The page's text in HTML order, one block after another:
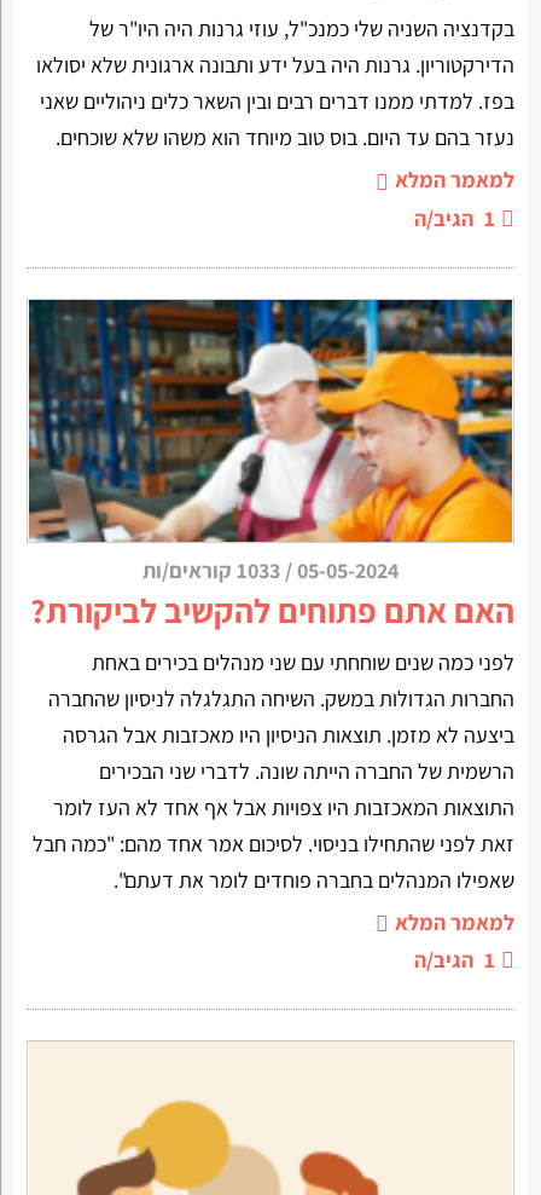
בקדנציה השניה שלי כמנכ"ל, עוזי גרנות היה היו"ר של
הדירקטוריון. גרנות היה בעל ידע ותבונה ארגונית שלא יסולאו
בפז. למדתי ממנו דברים רבים ובין השאר כלים ניהוליים שאני
נעזר בהם עד היום. בוס טוב מיוחד הוא משהו שלא שוכחים.
למאמר המלא
1 הגיב/ה
05-05-2024
/ 1033 קוראים/ות
האם אתם פתוחים להקשיב לביקורת?
לפני כמה שנים שוחחתי עם שני מנהלים בכירים באחת
החברות הגדולות במשק. השיחה התגלגלה לניסיון שהחברה
ביצעה לא מזמן. תוצאות הניסיון היו מאכזבות אבל הגרסה
הרשמית של החברה הייתה שונה. לדברי שני הבכירים
התוצאות המאכזבות היו צפויות אבל אף אחד לא העז לומר
זאת לפני שהתחילו בניסוי. לסיכום אמר אחד מהם: "כמה חבל
שאפילו המנהלים בחברה פוחדים לומר את דעתם".
למאמר המלא
1 הגיב/ה